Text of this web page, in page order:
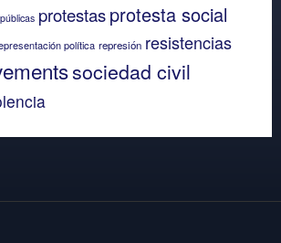
protestasprotesta social
política represión resistencias
sociedad civil